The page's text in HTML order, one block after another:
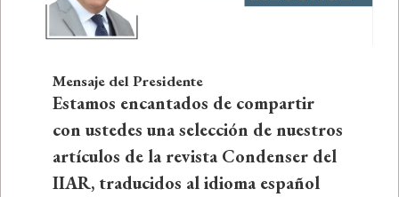
Mensaje del Presidente
Estamos encantados de compartir
con ustedes una selección de nuestros
artículos de la revista Condenser del
IIAR, traducidos al idioma español